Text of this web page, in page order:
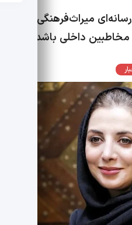
میراث‌فرهنگی نباید
داخلی باشد